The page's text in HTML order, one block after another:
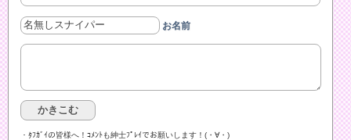
お名前
・ﾀﾌｶﾞｲの皆様へ！ｺﾒﾝﾄも紳士ﾌﾟﾚｲでお願いします！(・∀・)ゞ